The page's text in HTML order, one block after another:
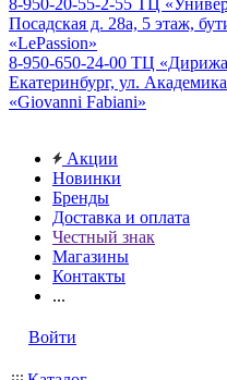
8-950-20-55-2-55 ТЦ
Посадская д. 28а, 5 этаж,
«LePassion»
8-950-650-24-00 ТЦ
Екатеринбург, ул.
«Giovanni Fabiani»
Акции
Новинки
Бренды
Доставка и оплата
Честный знак
Магазины
Контакты
...
Войти